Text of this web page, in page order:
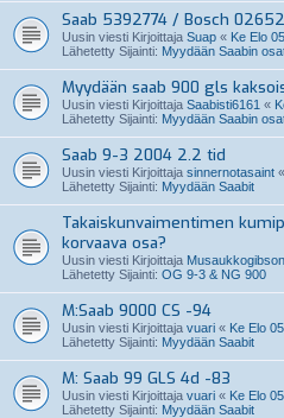
Saab 5392774 / Bosch
Uusin viesti Kirjoittaja Suap « Ke Elo
Lähetetty Sijainti: Myydään Saabin
Myydään saab 900 gls
Uusin viesti Kirjoittaja Saabisti6161 «
Lähetetty Sijainti: Myydään Saabin
Saab 9-3 2004 2.2 tid
Uusin viesti Kirjoittaja sinnernotasaint «
Lähetetty Sijainti: Myydään Saabit
Takaiskunvaimentimen
korvaava osa?
Uusin viesti Kirjoittaja Musaukkogibson
Lähetetty Sijainti: OG 9-3 & NG 900
M:Saab 9000 CS -94
Uusin viesti Kirjoittaja vuari « Ke Elo
Lähetetty Sijainti: Myydään Saabit
M: Saab 99 GLS 4d -83
Uusin viesti Kirjoittaja vuari « Ke Elo
Lähetetty Sijainti: Myydään Saabit